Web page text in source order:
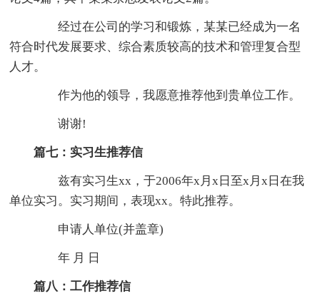
经过在公司的学习和锻炼，某某已经成为一名
符合时代发展要求、综合素质较高的技术和管理复合型
人才。
作为他的领导，我愿意推荐他到贵单位工作。
谢谢!
篇七：实习生推荐信
兹有实习生xx，于2006年x月x日至x月x日在我
单位实习。实习期间，表现xx。特此推荐。
申请人单位(并盖章)
年 月 日
篇八：工作推荐信